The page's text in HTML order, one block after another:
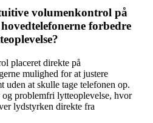
volumenkontrol på
forbedre
placeret direkte på
mulighed for at justere
uden at skulle tage telefonen op.
problemfri lytteoplevelse, hvor
lydstyrken direkte fra